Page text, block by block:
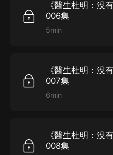
《醫生杜明：没
006集
5min
《醫生杜明：没
007集
6min
《醫生杜明：没
008集